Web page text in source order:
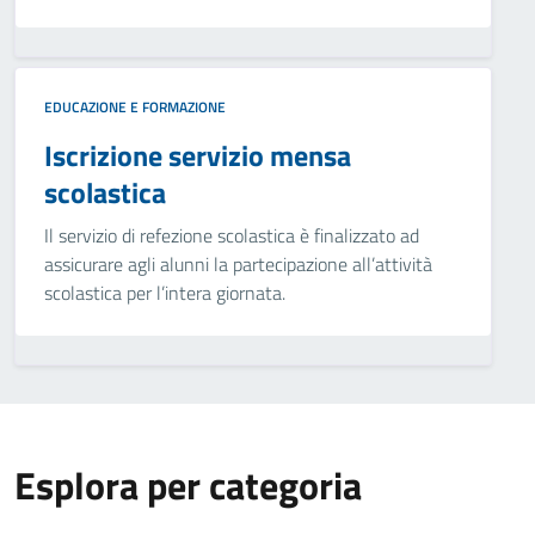
EDUCAZIONE E FORMAZIONE
Iscrizione servizio mensa
scolastica
Il servizio di refezione scolastica è finalizzato ad
assicurare agli alunni la partecipazione all’attività
scolastica per l’intera giornata.
Esplora per categoria